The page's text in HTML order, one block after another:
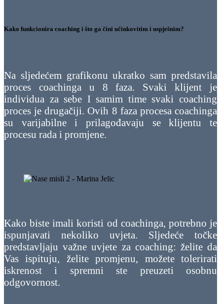
Kako funkcionira coaching i što ga čini učinkovitim i uspješnim?
Na sljedećem grafikonu ukratko sam predstavila
proces coachinga u 8 faza. Svaki klijent je
individua za sebe I samim time svaki coaching
proces je drugačiji. Ovih 8 faza procesa coachinga
su varijabilne i prilagođavaju se klijentu te
procesu rada i promjene.
Kako biste imali koristi od coachinga, potrebno je
ispunjavati nekoliko uvjeta. Sljedeće točke
predstavljaju važne uvjete za coaching: želite da
Vas ispituju, želite promjenu, možete tolerirati
iskrenost i spremni ste preuzeti osobnu
odgovornost.